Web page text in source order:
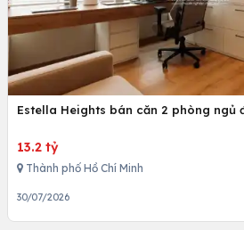
Estella Heights bán căn 2 phòng ngủ
13.2 tỷ
Thành phố Hồ Chí Minh
30/07/2026